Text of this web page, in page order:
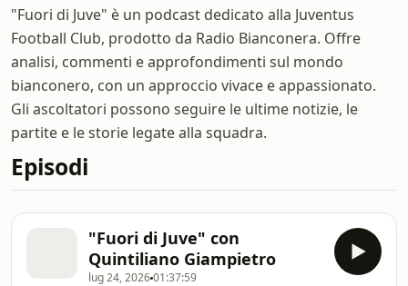
"Fuori di Juve" è un podcast dedicato alla Juventus
Football Club, prodotto da Radio Bianconera. Offre
analisi, commenti e approfondimenti sul mondo
bianconero, con un approccio vivace e appassionato.
Gli ascoltatori possono seguire le ultime notizie, le
partite e le storie legate alla squadra.
Episodi
"Fuori di Juve" con
Quintiliano Giampietro
lug 24, 202601:37:59